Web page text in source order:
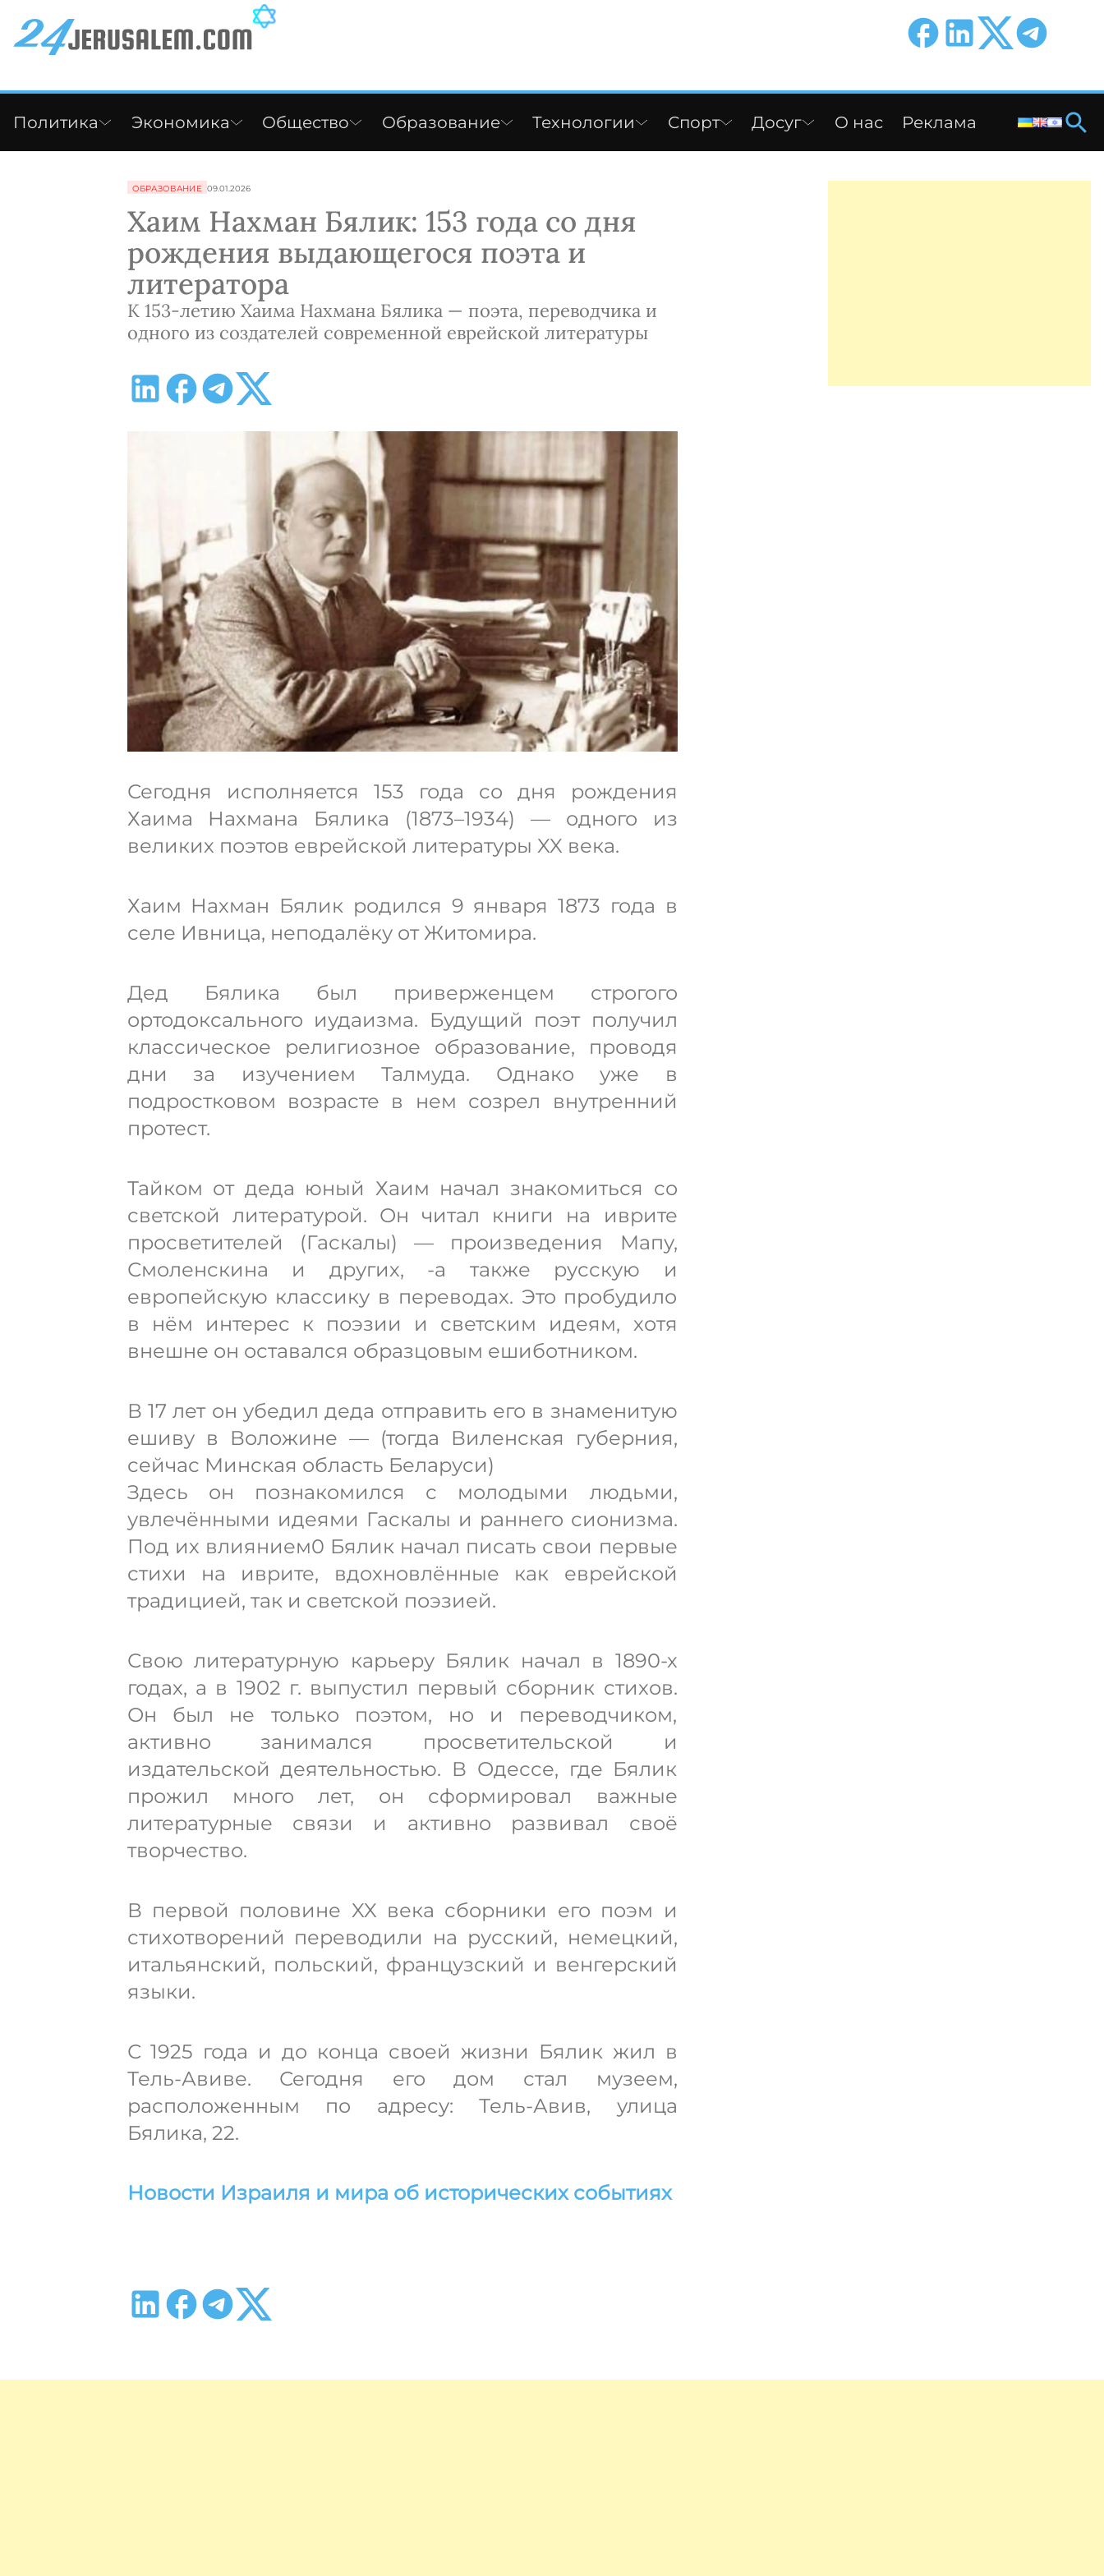
Политика Экономика Общество Образование Технологии Спорт Досуг О нас Реклама
ОБРАЗОВАНИЕ 09.01.2026
Хаим Нахман Бялик: 153 года со дня
рождения выдающегося поэта и
литератора
К 153-летию Хаима Нахмана Бялика — поэта, переводчика и
одного из создателей современной еврейской литературы
Сегодня исполняется 153 года со дня рождения
Хаима Нахмана Бялика (1873–1934) — одного из
великих поэтов еврейской литературы XX века.
Хаим Нахман Бялик родился 9 января 1873 года в
селе Ивница, неподалёку от Житомира.
Дед Бялика был приверженцем строгого
ортодоксального иудаизма. Будущий поэт получил
классическое религиозное образование, проводя
дни за изучением Талмуда. Однако уже в
подростковом возрасте в нем созрел внутренний
протест.
Тайком от деда юный Хаим начал знакомиться со
светской литературой. Он читал книги на иврите
просветителей (Гаскалы) — произведения Мапу,
Смоленскина и других, -а также русскую и
европейскую классику в переводах. Это пробудило
в нём интерес к поэзии и светским идеям, хотя
внешне он оставался образцовым ешиботником.
В 17 лет он убедил деда отправить его в знаменитую
ешиву в Воложине — (тогда Виленская губерния,
сейчас Минская область Беларуси)
Здесь он познакомился с молодыми людьми,
увлечёнными идеями Гаскалы и раннего сионизма.
Под их влиянием0 Бялик начал писать свои первые
стихи на иврите, вдохновлённые как еврейской
традицией, так и светской поэзией.
Свою литературную карьеру Бялик начал в 1890-х
годах, а в 1902 г. выпустил первый сборник стихов.
Он был не только поэтом, но и переводчиком,
активно занимался просветительской и
издательской деятельностью. В Одессе, где Бялик
прожил много лет, он сформировал важные
литературные связи и активно развивал своё
творчество.
В первой половине XX века сборники его поэм и
стихотворений переводили на русский, немецкий,
итальянский, польский, французский и венгерский
языки.
С 1925 года и до конца своей жизни Бялик жил в
Тель-Авиве. Сегодня его дом стал музеем,
расположенным по адресу: Тель-Авив, улица
Бялика, 22.
Новости Израиля и мира об исторических событиях